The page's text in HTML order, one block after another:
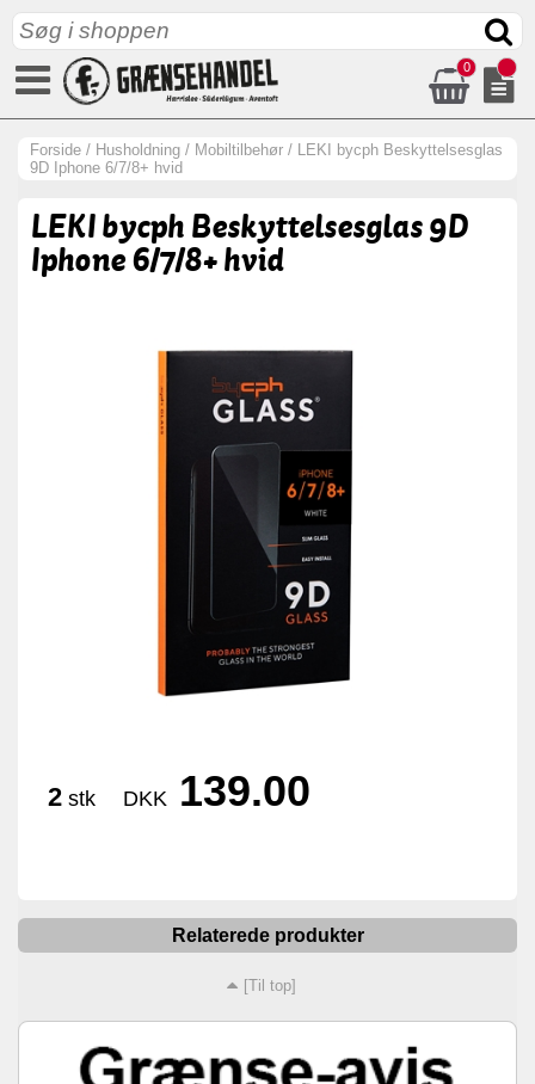
0
Forside / Husholdning / Mobiltilbehør / LEKI bycph Beskyttelsesglas
9D Iphone 6/7/8+ hvid
LEKI bycph Beskyttelsesglas 9D
Iphone 6/7/8+ hvid
2 stk DKK 139.00
Relaterede produkter
[Til top]